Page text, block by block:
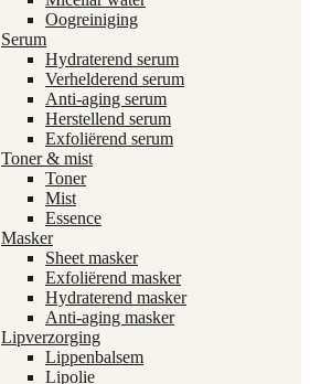
Oogreiniging
Serum
Hydraterend serum
Verhelderend serum
Anti-aging serum
Herstellend serum
Exfoliërend serum
Toner & mist
Toner
Mist
Essence
Masker
Sheet masker
Exfoliërend masker
Hydraterend masker
Anti-aging masker
Lipverzorging
Lippenbalsem
Lipolie